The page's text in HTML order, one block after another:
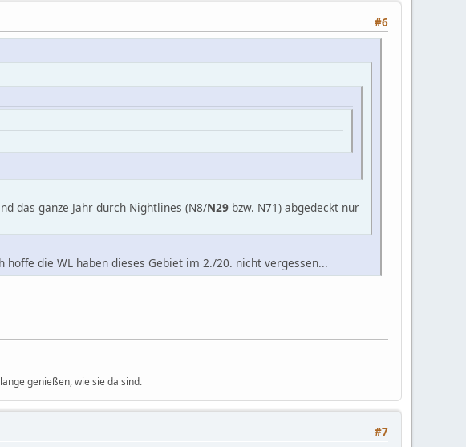
#6
das ganze Jahr durch Nightlines (N8/N29 bzw. N71) abgedeckt nur
die WL haben dieses Gebiet im 2./20. nicht vergessen...
genießen, wie sie da sind.
#7